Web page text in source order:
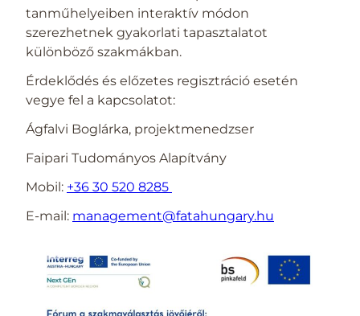
tanműhelyeiben interaktív módon
szerezhetnek gyakorlati tapasztalatot
különböző szakmákban.
Érdeklődés és előzetes regisztráció esetén
vegye fel a kapcsolatot:
Ágfalvi Boglárka, projektmenedzser
Faipari Tudományos Alapítvány
Mobil: +36 30 520 8285
E-mail: management@fatahungary.hu